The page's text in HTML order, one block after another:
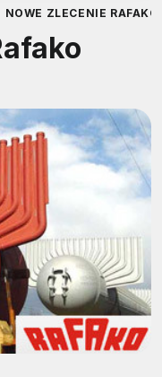
NOWE ZLECENIE RAFAKO